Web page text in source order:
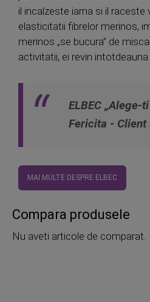
il incalzeste iarna si il raceste
elasticitatii fibrelor merinos,
merinos „se bucura” de
activitatii, ei revin intotdeauna
ELBEC „Alege-
Fericita -
MAI MULTE DESPRE ELBEC
Compara produsele
Nu aveti articole de comparat.